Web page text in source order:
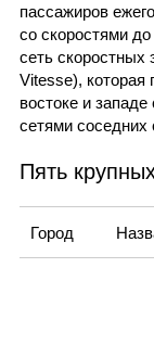
пассажиров
со скоростями
сеть скоростных
Vitesse), которая
востоке и
сетями соседних
Пять
Город